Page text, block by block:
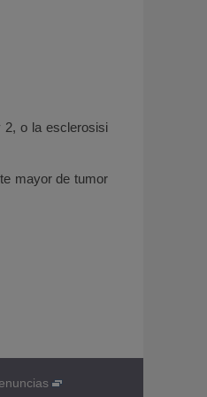
2, o la esclerosisi
mayor de tumor